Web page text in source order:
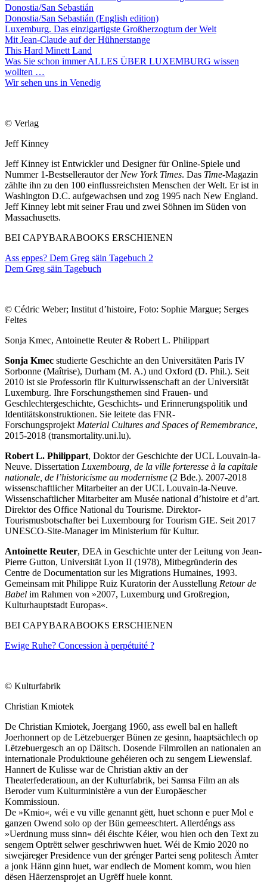
Donostia/San Sebastián
Donostia/San Sebastián (English edition)
Luxemburg. Das einzigartigste Großherzogtum der Welt
Mit Jean-Claude auf der Hühnerstange
This Hard Minett Land
Was Sie schon immer ALLES ÜBER LUXEMBURG wissen
wollten …
Wir sehen uns in Venedig
© Verlag
Jeff Kinney
Jeff Kinney ist Entwickler und Designer für Online-Spiele und
Nummer 1-Bestsellerautor der New York Times. Das Time-Magazin
zählte ihn zu den 100 einflussreichsten Menschen der Welt. Er ist in
Washington D.C. aufgewachsen und zog 1995 nach New England.
Jeff Kinney lebt mit seiner Frau und zwei Söhnen im Süden von
Massachusetts.
BEI CAPYBARABOOKS ERSCHIENEN
Ass eppes? Dem Greg säin Tagebuch 2
Dem Greg säin Tagebuch
© Cédric Weber; Institut d’histoire, Foto: Sophie Margue; Serges
Feltes
Sonja Kmec, Antoinette Reuter & Robert L. Philippart
Sonja Kmec studierte Geschichte an den Universitäten Paris IV
Sorbonne (Maîtrise), Durham (M. A.) und Oxford (D. Phil.). Seit
2010 ist sie Professorin für Kulturwissenschaft an der Universität
Luxemburg. Ihre Forschungsthemen sind Frauen- und
Geschlechtergeschichte, Geschichts- und Erinnerungspolitik und
Identitätskonstruktionen. Sie leitete das FNR-
Forschungsprojekt Material Cultures and Spaces of Remembrance,
2015-2018 (transmortality.uni.lu).
Robert L. Philippart, Doktor der Geschichte der UCL Louvain-la-
Neuve. Dissertation Luxembourg, de la ville forteresse à la capitale
nationale, de l’historicisme au modernisme (2 Bde.). 2007-2018
wissenschaftlicher Mitarbeiter an der UCL Louvain-la-Neuve.
Wissenschaftlicher Mitarbeiter am Musée national d’histoire et d’art.
Direktor des Office National du Tourisme. Direktor-
Tourismusbotschafter bei Luxembourg for Tourism GIE. Seit 2017
UNESCO-Site-Manager im Ministerium für Kultur.
Antoinette Reuter, DEA in Geschichte unter der Leitung von Jean-
Pierre Gutton, Universität Lyon II (1978), Mitbegründerin des
Centre de Documentation sur les Migrations Humaines, 1993.
Gemeinsam mit Philippe Ruiz Kuratorin der Ausstellung Retour de
Babel im Rahmen von »2007, Luxemburg und Großregion,
Kulturhauptstadt Europas«.
BEI CAPYBARABOOKS ERSCHIENEN
Ewige Ruhe? Concession à perpétuité ?
© Kulturfabrik
Christian Kmiotek
De Christian Kmiotek, Joergang 1960, ass ewell bal en halleft
Joerhonnert op de Lëtzebuerger Bünen ze gesinn, haaptsächlech op
Lëtzebuergesch an op Däitsch. Dosende Filmrollen an nationalen an
internationale Produktioune gehéieren och zu sengem Liewenslaf.
Hannert de Kulisse war de Christian aktiv an der
Theaterfederatioun, an der Kulturfabrik, bei Samsa Film an als
Beroder vum Kulturministère a vun der Europäescher
Kommissioun.
De »Kmio«, wéi e vu ville genannt gëtt, huet schonn e puer Mol e
ganzen Owend solo op der Bün gemeeschtert. Allerdéngs ass
»Uerdnung muss sinn« déi éischte Kéier, wou hien och den Text zu
sengem Optrëtt selwer geschriwwen huet. Wéi de Kmio 2020 no
siwejäreger Presidence vun der grénger Partei seng politesch Ämter
a jonk Hänn ginn huet, war endlech de Moment komm, wou hien
dësen Häerzensprojet an Ugrëff huele konnt.